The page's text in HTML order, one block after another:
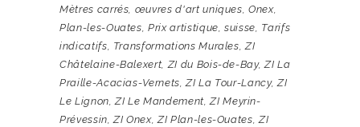
Mètres carrés, œuvres d'art uniques,Onex,
Plan-les-Ouates,Prix artistique,suisse, Tarifs
indicatifs, Transformations Murales,ZI
Châtelaine-Balexert,ZI du Bois-de-Bay,ZI La
Praille-Acacias-Vernets,ZI La Tour-Lancy,ZI
Le Lignon,ZI Le Mandement,ZI Meyrin-
Prévessin,ZI Onex,ZI Plan-les-Ouates,ZI